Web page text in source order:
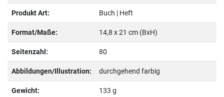
Produkt Art: Buch | Heft
Format/Maße: 14,8 x 21 cm (BxH)
Seitenzahl: 80
Abbildungen/Illustration: durchgehend farbig
Gewicht: 133 g